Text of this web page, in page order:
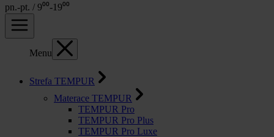
pn.-pt. / 9⁰⁰-19⁰⁰
Menu
Strefa TEMPUR
Materace TEMPUR
TEMPUR Pro
TEMPUR Pro Plus
TEMPUR Pro Luxe